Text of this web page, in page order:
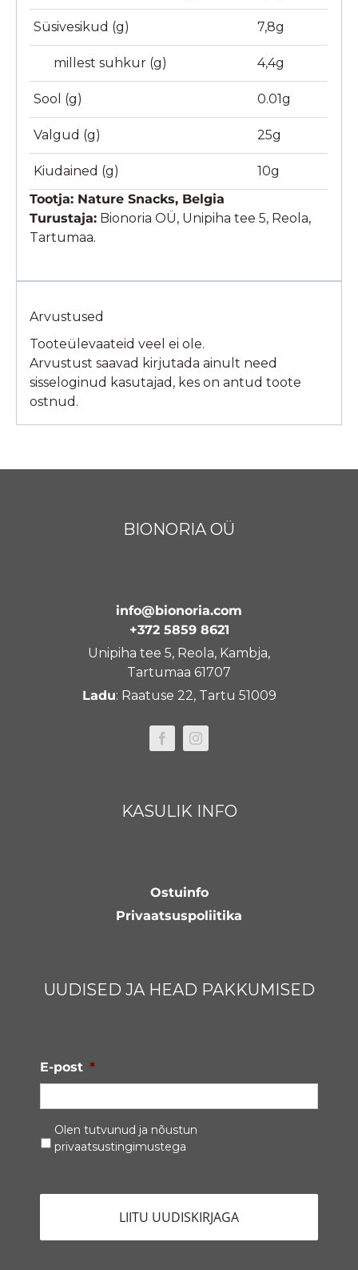
Süsivesikud (g) 7,8g
millest suhkur (g) 4,4g
Sool (g) 0.01g
Valgud (g) 25g
Kiudained (g)
10g
Tootja: Nature Snacks, Belgia
Turustaja: Bionoria OÜ, Unipiha tee 5, Reola,
Tartumaa.
Arvustused
Tooteülevaateid veel ei ole.
Arvustust saavad kirjutada ainult need
sisseloginud kasutajad, kes on antud toote
ostnud.
BIONORIA OÜ
info@bionoria.com
+372 5859 8621
Unipiha tee 5, Reola, Kambja,
Tartumaa 61707
Ladu: Raatuse 22, Tartu 51009
KASULIK INFO
Ostuinfo
Privaatsuspoliitika
UUDISED JA HEAD PAKKUMISED
E-post *
Privaatsustingimused *
Olen tutvunud ja nõustun
privaatsustingimustega